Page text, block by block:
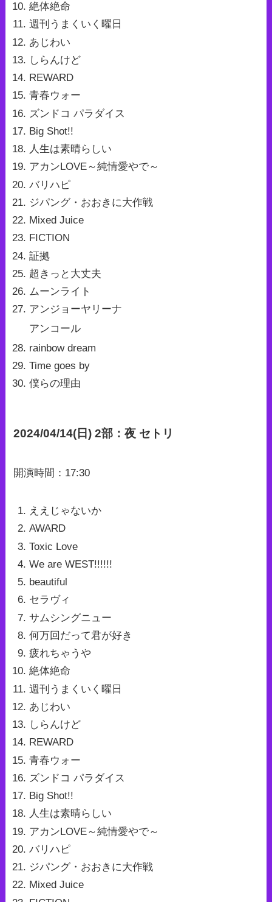
絶体絶命
週刊うまくいく曜日
あじわい
しらんけど
REWARD
青春ウォー
ズンドコ パラダイス
Big Shot!!
人生は素晴らしい
アカンLOVE～純情愛やで～
バリハピ
ジパング・おおきに大作戦
Mixed Juice
FICTION
証拠
超きっと大丈夫
ムーンライト
アンジョーヤリーナ
アンコール
rainbow dream
Time goes by
僕らの理由
2024/04/14(日) 2部：夜 セトリ
開演時間：17:30
ええじゃないか
AWARD
Toxic Love
We are WEST!!!!!!
beautiful
セラヴィ
サムシングニュー
何万回だって君が好き
疲れちゃうや
絶体絶命
週刊うまくいく曜日
あじわい
しらんけど
REWARD
青春ウォー
ズンドコ パラダイス
Big Shot!!
人生は素晴らしい
アカンLOVE～純情愛やで～
バリハピ
ジパング・おおきに大作戦
Mixed Juice